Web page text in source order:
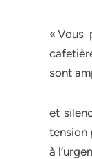
« Vous
sont
et
tension
à